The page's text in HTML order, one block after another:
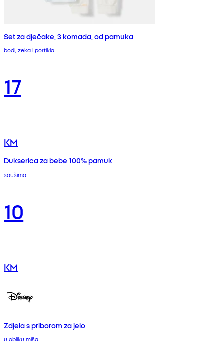
Set za dječake, 3 komada, od pamuka
bodi, zeka i portikla
17
KM
Dukserica za bebe 100% pamuk
saušima
10
KM
Zdjela s priborom za jelo
u obliku miša